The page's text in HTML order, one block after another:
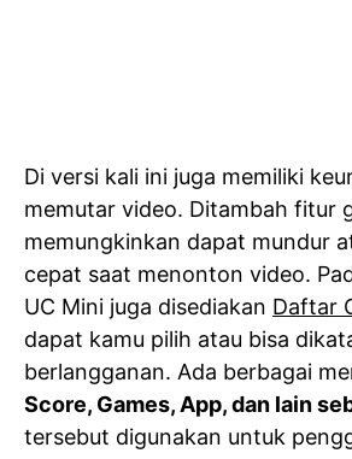
Di versi kali ini juga memiliki
memutar video. Ditambah fitur
memungkinkan dapat mundur
cepat saat menonton video.
UC Mini juga disediakan Daftar
dapat kamu pilih atau bisa
berlangganan. Ada berbagai
Score, Games, App, dan lain
tersebut digunakan untuk